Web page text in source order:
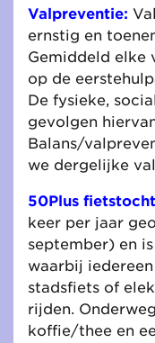
Valpreventie:
ernstig en
Gemiddeld elke
op de
De fysieke,
gevolgen
Balans/
we dergelijke
50Plus fietstocht
keer per jaar
september) en
waarbij
stadsfiets of
rijden.
koffie/thee en